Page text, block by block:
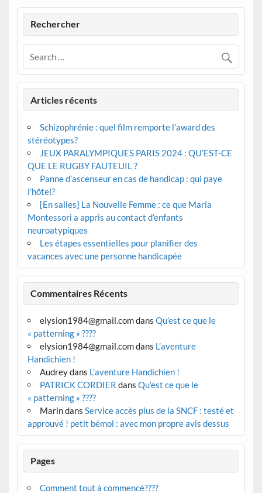
Rechercher
Articles récents
Schizophrénie : quel film remporte l’award des
stéréotypes?
JEUX PARALYMPIQUES PARIS 2024 : QU’EST-CE
QUE LE RUGBY FAUTEUIL ?
Panne d’ascenseur en cas de handicap : qui paye
l’hôtel?
[En salles] La Nouvelle Femme : ce que Maria
Montessori a appris au contact d’enfants
neuroatypiques
Les étapes essentielles pour planifier des
vacances avec une personne handicapée
Commentaires Récents
elysion1984@gmail.comdans Qu’est ce que le
« patterning » ????
elysion1984@gmail.comdans L’aventure
Handichien !
Audreydans L’aventure Handichien !
PATRICK CORDIER dans Qu’est ce que le
« patterning » ????
Marindans Service accès plus de la SNCF : testé et
approuvé ! petit bémol : avec mon propre avis dessus
Pages
Comment tout à commencé????